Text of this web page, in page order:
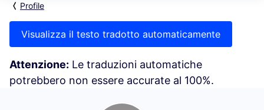
Profile
Visualizza il testo tradotto automaticamente
Attenzione: Le traduzioni automatiche
potrebbero non essere accurate al 100%.